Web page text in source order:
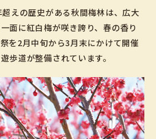
えの歴史がある秋間梅林は、広大
面に紅白梅が咲き誇り、春の香り
を2月中旬から3月末にかけて開催
歩道が整備されています。